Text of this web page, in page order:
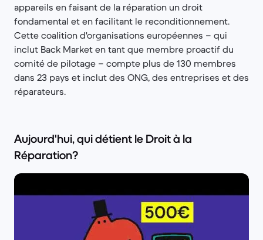
appareils en faisant de la réparation un droit
fondamental et en facilitant le reconditionnement.
Cette coalition d'organisations européennes – qui
inclut Back Market en tant que membre proactif du
comité de pilotage – compte plus de 130 membres
dans 23 pays et inclut des ONG, des entreprises et des
réparateurs.
Aujourd'hui, qui détient le Droit à la
Réparation?